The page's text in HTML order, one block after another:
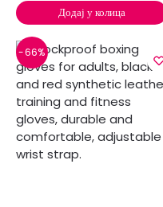
Додај у колица
-66%